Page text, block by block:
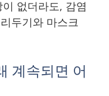
없더라도, 감염
두기와 마스크
계속되면 어